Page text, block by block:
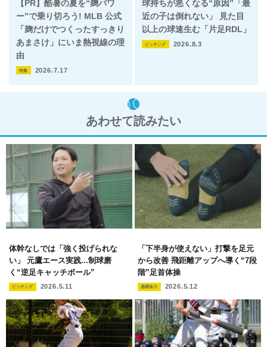
【PR】酷暑の夏を“麹パワ
ー”で乗り切ろう! MLB 公式
「麹だけでつくったすっきり
あまさけ」にいま熱視線の理
由
特集 2026.7.17
球持ちが悪くなる“原因”「最
近の子は倒れない」 見た目
以上の球速生む「片足RDL」
ピッチング 2026.8.3
あわせて読みたい
体幹なしでは「強く投げられな
い」 元鷹エース実践...制球磨
く“逆足キャッチボール”
ピッチング 2026.5.11
「下半身が使えない」打撃を足元
から改善 飛距離アップへ導く“7段
階”足首体操
基礎体力 2026.5.12